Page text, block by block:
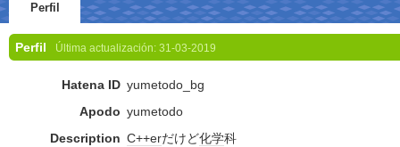
Perfil
Perfil Última actualización: 31-03-2019
Hatena ID yumetodo_bg
Apodo yumetodo
Description C++erだけど化学科